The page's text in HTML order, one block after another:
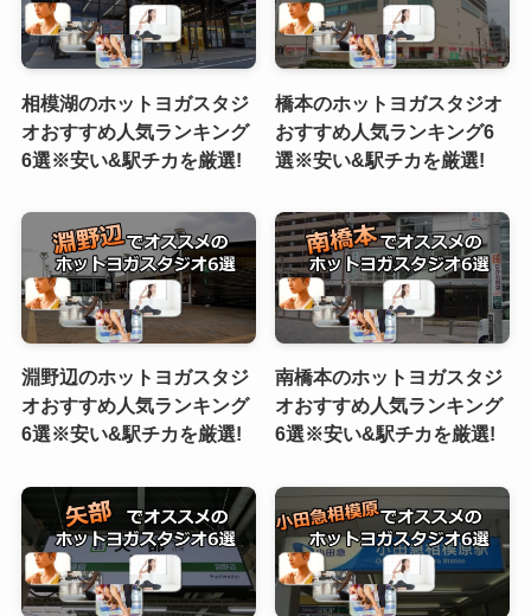
相模湖のホットヨガスタジ
オおすすめ人気ランキング
6選※安い&駅チカを厳選!
橋本のホットヨガスタジオ
おすすめ人気ランキング6
選※安い&駅チカを厳選!
淵野辺のホットヨガスタジ
オおすすめ人気ランキング
6選※安い&駅チカを厳選!
南橋本のホットヨガスタジ
オおすすめ人気ランキング
6選※安い&駅チカを厳選!